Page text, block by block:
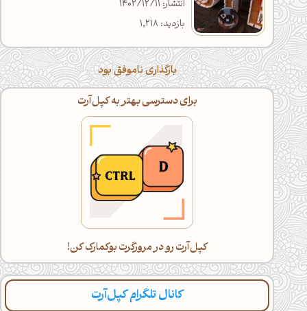
انتشار: 1402/12/11
بازدید: 1,218
بارگذاری ناموفق بود
اگه خسته شدی، با گوشی ادامه بده!
دراز بکش و کپل‌آرت رو اسکرول کن(:
کانال تلگرام کپل‌آرت